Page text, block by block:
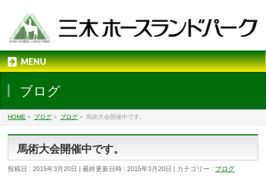
MENU
ブログ
HOME » ブログ » ブログ » 馬術大会開催中です。
馬術大会開催中です。
投稿日 : 2015年3月20日 最終更新日時 : 2015年3月20日 カテゴリー : ブログ